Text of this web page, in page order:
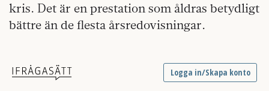
kris. Det är en prestation som åldras betydligt
bättre än de flesta årsredovisningar.